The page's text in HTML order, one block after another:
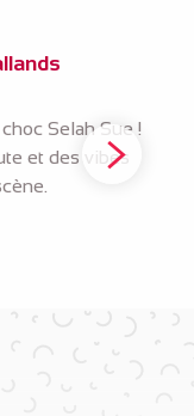
Selah Sue !
et des vibes